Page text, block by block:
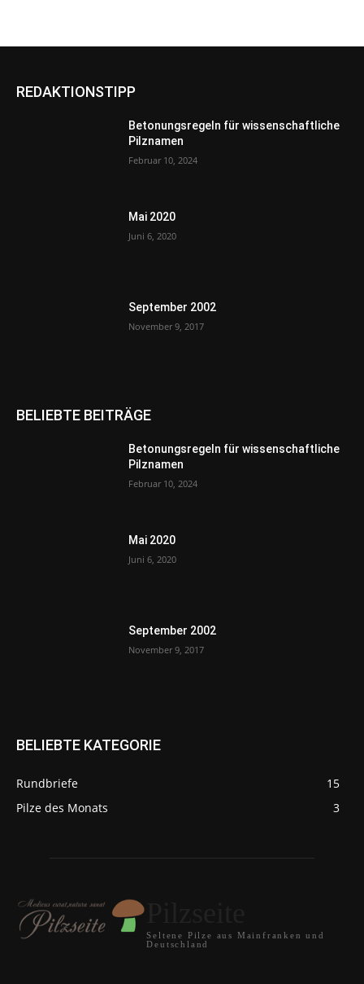
REDAKTIONSTIPP
Betonungsregeln für wissenschaftliche
Pilznamen
Februar 10, 2024
Mai 2020
Juni 6, 2020
September 2002
November 9, 2017
BELIEBTE BEITRÄGE
Betonungsregeln für wissenschaftliche
Pilznamen
Februar 10, 2024
Mai 2020
Juni 6, 2020
September 2002
November 9, 2017
BELIEBTE KATEGORIE
Rundbriefe
15
Pilze des Monats
3
Seltene Pilze aus Mainfranken und
Deutschland